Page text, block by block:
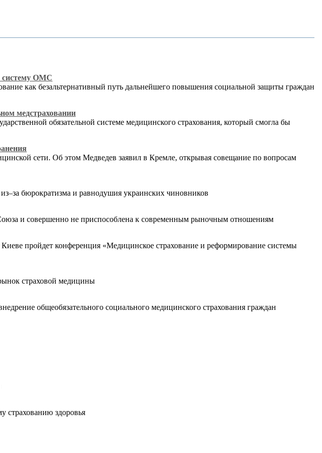
систему ОМС
как безальтернативный путь дальнейшего повышения социальной защиты граждан
медстраховании
обязательной системе медицинского страхования, который смогла бы
сети. Об этом Медведев заявил в Кремле, открывая совещание по вопросам
бюрократизма и равнодушия украинских чиновников
и совершенно не приспособлена к современным рыночным отношениям
пройдет конференция «Медицинское страхование и реформирование системы
страховой медицины
общеобязательного социального медицинского страхования граждан
страхованию здоровья